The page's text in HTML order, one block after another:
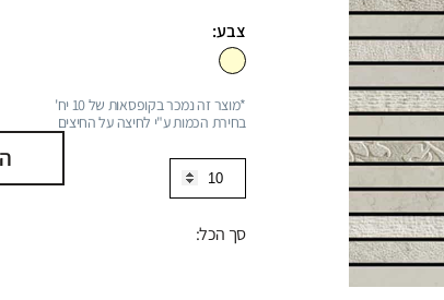
צבע:
*מוצר זה נמכר בקופסאות של 10 יח'
בחירת הכמות ע"י לחיצה על החיצים
כמות
מטיטה
סך הכל: